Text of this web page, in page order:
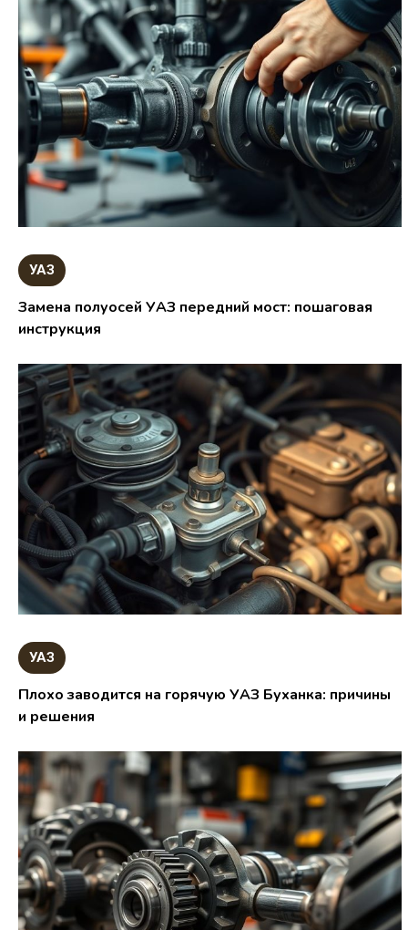
УАЗ
Замена полуосей УАЗ передний мост: пошаговая
инструкция
УАЗ
Плохо заводится на горячую УАЗ Буханка: причины
и решения